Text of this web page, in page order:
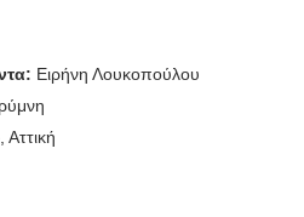
Ειρήνη Λουκοπούλου